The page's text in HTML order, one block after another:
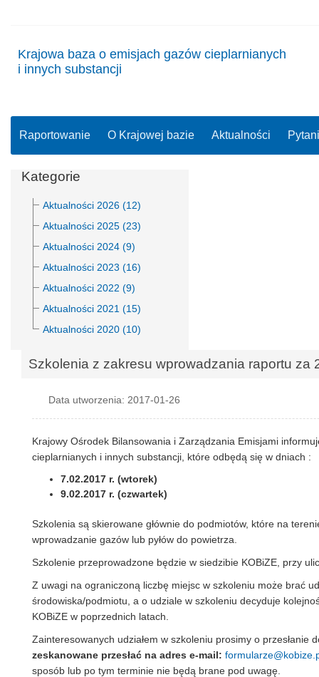
Krajowa baza o emisjach gazów cieplarnianych
i innych substancji
Raportowanie O Krajowej bazie Aktualności
Kategorie
Aktualności 2026 (12)
Aktualności 2025 (23)
Aktualności 2024 (9)
Aktualności 2023 (16)
Aktualności 2022 (9)
Aktualności 2021 (15)
Aktualności 2020 (10)
Szkolenia z zakresu wprowadzania raportu
Data utworzenia: 2017-01-26
Krajowy Ośrodek Bilansowania i Zarządzania Emisjami
cieplarnianych i innych substancji, które odbędą się w dniach :
7.02.2017 r. (wtorek)
9.02.2017 r. (czwartek)
Szkolenia są skierowane głównie do podmiotów, które na
wprowadzanie gazów lub pyłów do powietrza.
Szkolenie przeprowadzone będzie w siedzibie KOBiZE, przy
Z uwagi na ograniczoną liczbę miejsc w szkoleniu może brać
środowiska/podmiotu, a o udziale w szkoleniu decyduje
KOBiZE w poprzednich latach.
Zainteresowanych udziałem w szkoleniu prosimy o przesłanie
zeskanowane przesłać na adres e-mail:
sposób lub po tym terminie nie będą brane pod uwagę.